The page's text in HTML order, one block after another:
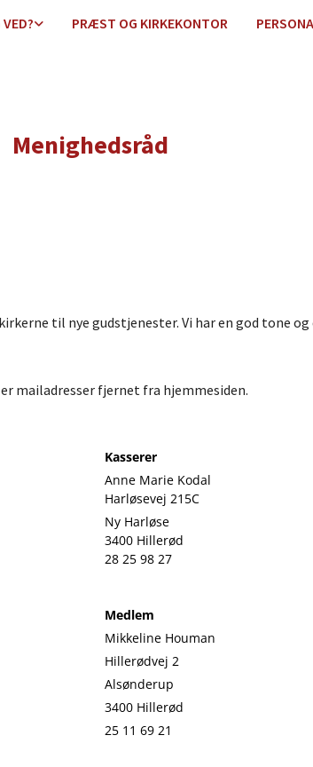
PRÆST OG KIRKEKONTOR
Menighedsråd
til nye gudstjenester. Vi har en god tone
mailadresser fjernet fra hjemmesiden.
Kasserer
Anne Marie Kodal
Harløsevej 215C
Ny Harløse
3400 Hillerød
28 25 98 27
Medlem
Mikkeline Houman
Hillerødvej 2
Alsønderup
3400 Hillerød
25 11 69 21